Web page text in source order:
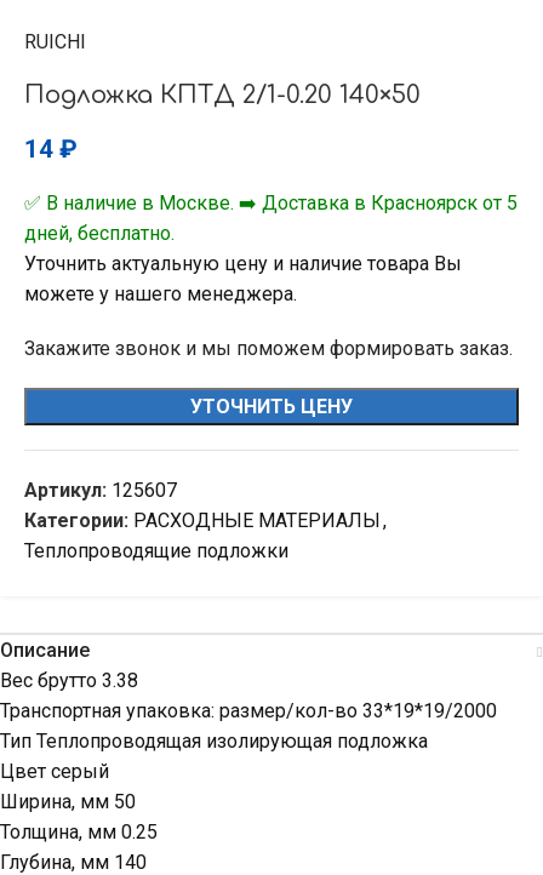
RUICHI
Подложка КПТД 2/1-0.20 140×50
14 ₽
✅ В наличие в Москве. ➡️ Доставка в Красноярск от 5
дней, бесплатно.
Уточнить актуальную цену и наличие товара Вы
можете у нашего менеджера.
Закажите звонок и мы поможем формировать заказ.
УТОЧНИТЬ ЦЕНУ
Артикул: 125607
Категории: РАСХОДНЫЕ МАТЕРИАЛЫ,
Теплопроводящие подложки
Описание
Вес брутто 3.38
Транспортная упаковка: размер/кол-во 33*19*19/2000
Тип Теплопроводящая изолирующая подложка
Цвет серый
Ширина, мм 50
Толщина, мм 0.25
Глубина, мм 140